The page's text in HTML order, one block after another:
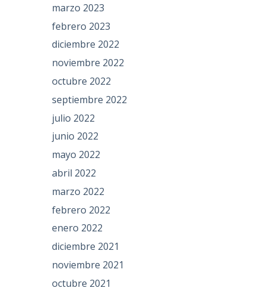
marzo 2023
febrero 2023
diciembre 2022
noviembre 2022
octubre 2022
septiembre 2022
julio 2022
junio 2022
mayo 2022
abril 2022
marzo 2022
febrero 2022
enero 2022
diciembre 2021
noviembre 2021
octubre 2021